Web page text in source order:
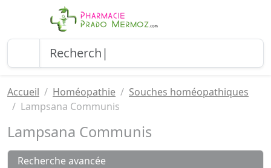
Accueil Homéopathie
Souches homéopathiques
Lampsana Communis
Lampsana Communis
Recherche avancée